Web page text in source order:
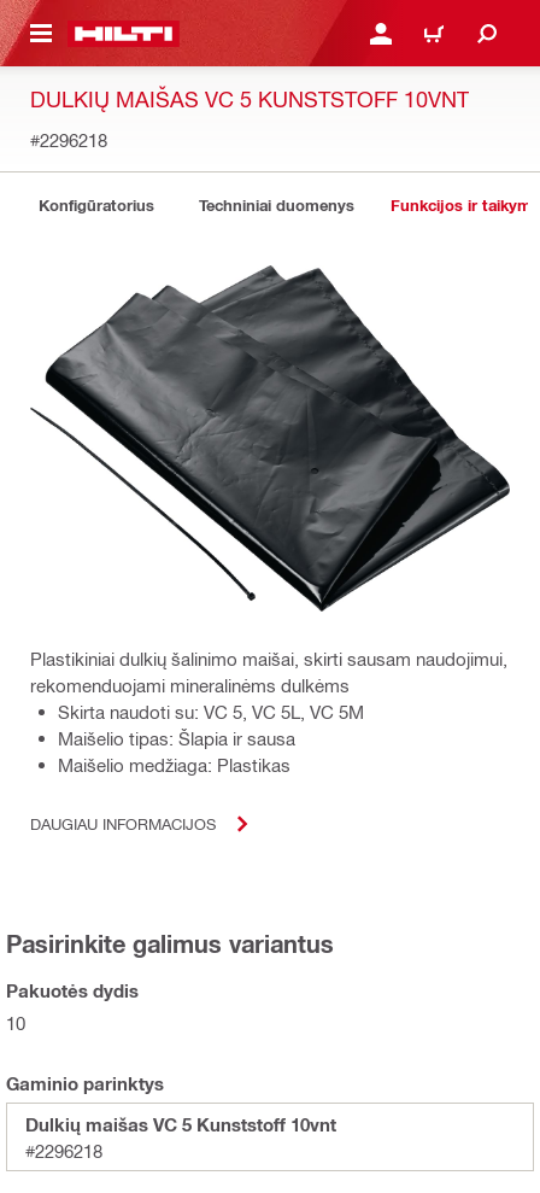
TURINIO PRISIJUNGTI ARBA
PIRKINIŲ
DULKIŲ MAIŠAS VC 5 KUNSTSTOFF 10VNT
#2296218
Konfigūratorius Techniniai duomenys Funkcijos ir
Plastikiniai dulkių šalinimo maišai, skirti sausam naudojimui,
rekomenduojami mineralinėms dulkėms
Skirta naudoti su: VC 5, VC 5L, VC 5M
Maišelio tipas: Šlapia ir sausa
Maišelio medžiaga: Plastikas
DAUGIAU INFORMACIJOS
Pasirinkite galimus variantus
Pakuotės dydis
10
Gaminio parinktys
Dulkių maišas VC 5 Kunststoff 10vnt
#2296218